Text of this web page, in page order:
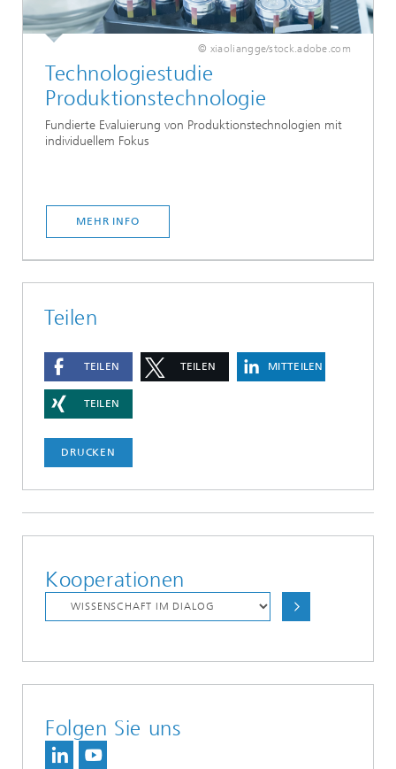
© xiaoliangge/stock.adobe.com
Technologiestudie
Produktionstechnologie
Fundierte Evaluierung von Produktionstechnologien mit
individuellem Fokus
MEHR INFO
Teilen
TEILEN TEILEN MITTEILEN
TEILEN
DRUCKEN
Kooperationen
Folgen Sie uns